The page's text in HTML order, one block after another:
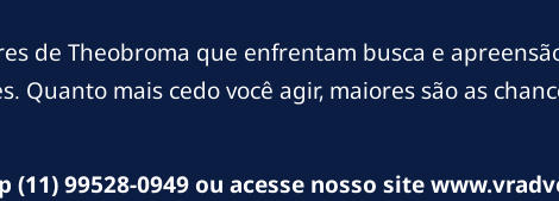
de Theobroma que enfrentam busca e
Quanto mais cedo você agir, maiores são as
(11) 99528-0949 ou acesse nosso site